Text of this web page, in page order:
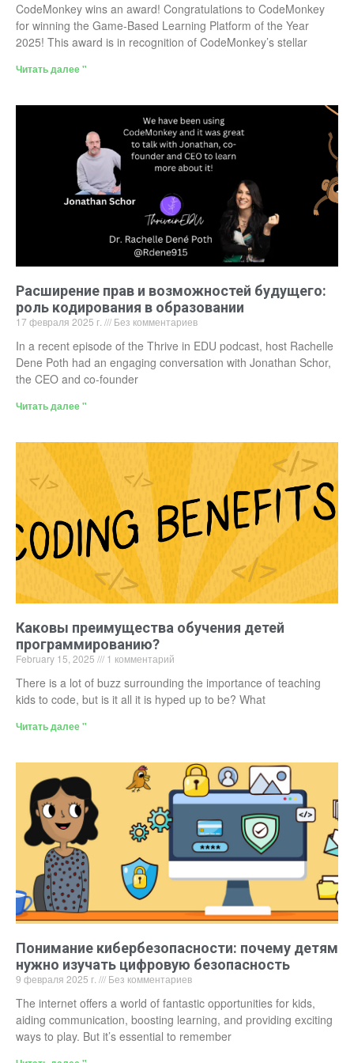
CodeMonkey wins an award! Congratulations to CodeMonkey
for winning the Game-Based Learning Platform of the Year
2025! This award is in recognition of CodeMonkey’s stellar
Читать далее "
Расширение прав и возможностей будущего:
роль кодирования в образовании
17 февраля 2025 г. Без комментариев
In a recent episode of the Thrive in EDU podcast, host Rachelle
Dene Poth had an engaging conversation with Jonathan Schor,
the CEO and co-founder
Читать далее "
Каковы преимущества обучения детей
программированию?
February 15, 2025 1 комментарий
There is a lot of buzz surrounding the importance of teaching
kids to code, but is it all it is hyped up to be? What
Читать далее "
Понимание кибербезопасности: почему детям
нужно изучать цифровую безопасность
9 февраля 2025 г. Без комментариев
The internet offers a world of fantastic opportunities for kids,
aiding communication, boosting learning, and providing exciting
ways to play. But it’s essential to remember